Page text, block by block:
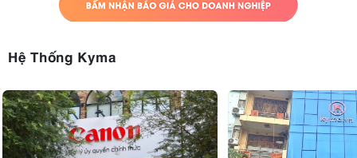
Hệ Thống Kyma